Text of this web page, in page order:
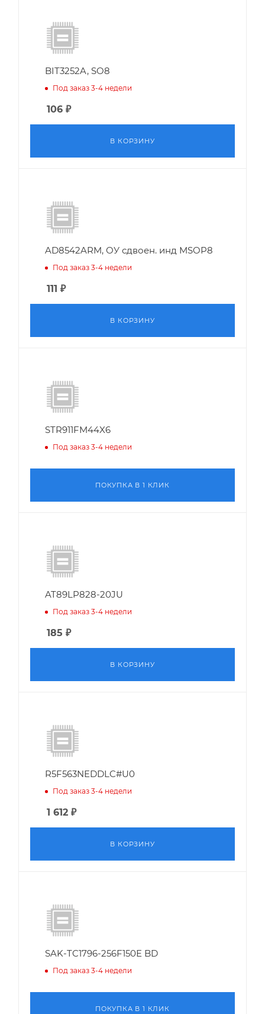
BIT3252A, SO8
Под заказ 3-4 недели
106 ₽
В КОРЗИНУ
AD8542ARM, ОУ сдвоен. инд MSOP8
Под заказ 3-4 недели
111 ₽
В КОРЗИНУ
STR911FM44X6
Под заказ 3-4 недели
ПОКУПКА В 1 КЛИК
AT89LP828-20JU
Под заказ 3-4 недели
185 ₽
В КОРЗИНУ
R5F563NEDDLC#U0
Под заказ 3-4 недели
1 612 ₽
В КОРЗИНУ
SAK-TC1796-256F150E BD
Под заказ 3-4 недели
ПОКУПКА В 1 КЛИК